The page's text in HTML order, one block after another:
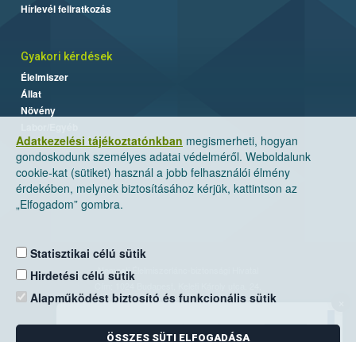
Adatkezelési tájékoztatónkban megismerheti, hogyan
gondoskodunk személyes adatai védelméről. Weboldalunk
cookie-kat (sütiket) használ a jobb felhasználói élmény
érdekében, melynek biztosításához kérjük, kattintson az
„Elfogadom” gombra.
Statisztikai célú sütik
Hirdetési célú sütik
Alapműködést biztosító és funkcionális sütik
ÖSSZES SÜTI ELFOGADÁSA
Hírlevél feliratkozás
Gyakori kérdések
Élelmiszer
Állat
Növény
Nemzeti Élelmiszerlánc-biztonsági Hivatal
Levelezési cím: 1525 Budapest. Pf. 30.